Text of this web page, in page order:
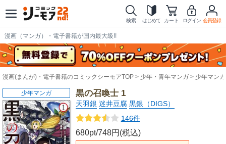
検索 はじめて カート ログイン 会員登録
漫画（マンガ）・電子書籍が国内最大級!!
漫画(まんが)・電子書籍のコミックシーモアTOP 少年・青年マンガ 少年マンガ
黒の召喚士 1
天羽銀 迷井豆腐 黒銀（DIGS）
146件
680pt/748円(税込)
少年マンガ